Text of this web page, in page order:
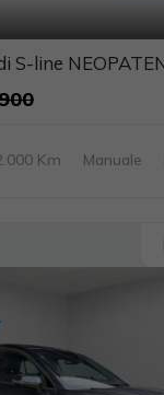
Km Manuale